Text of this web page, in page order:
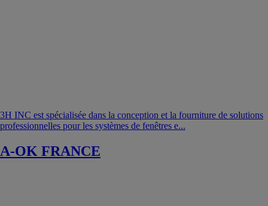
3H INC est spécialisée dans la conception et la fourniture de solutions
professionnelles pour les systèmes de fenêtres e...
A-OK FRANCE